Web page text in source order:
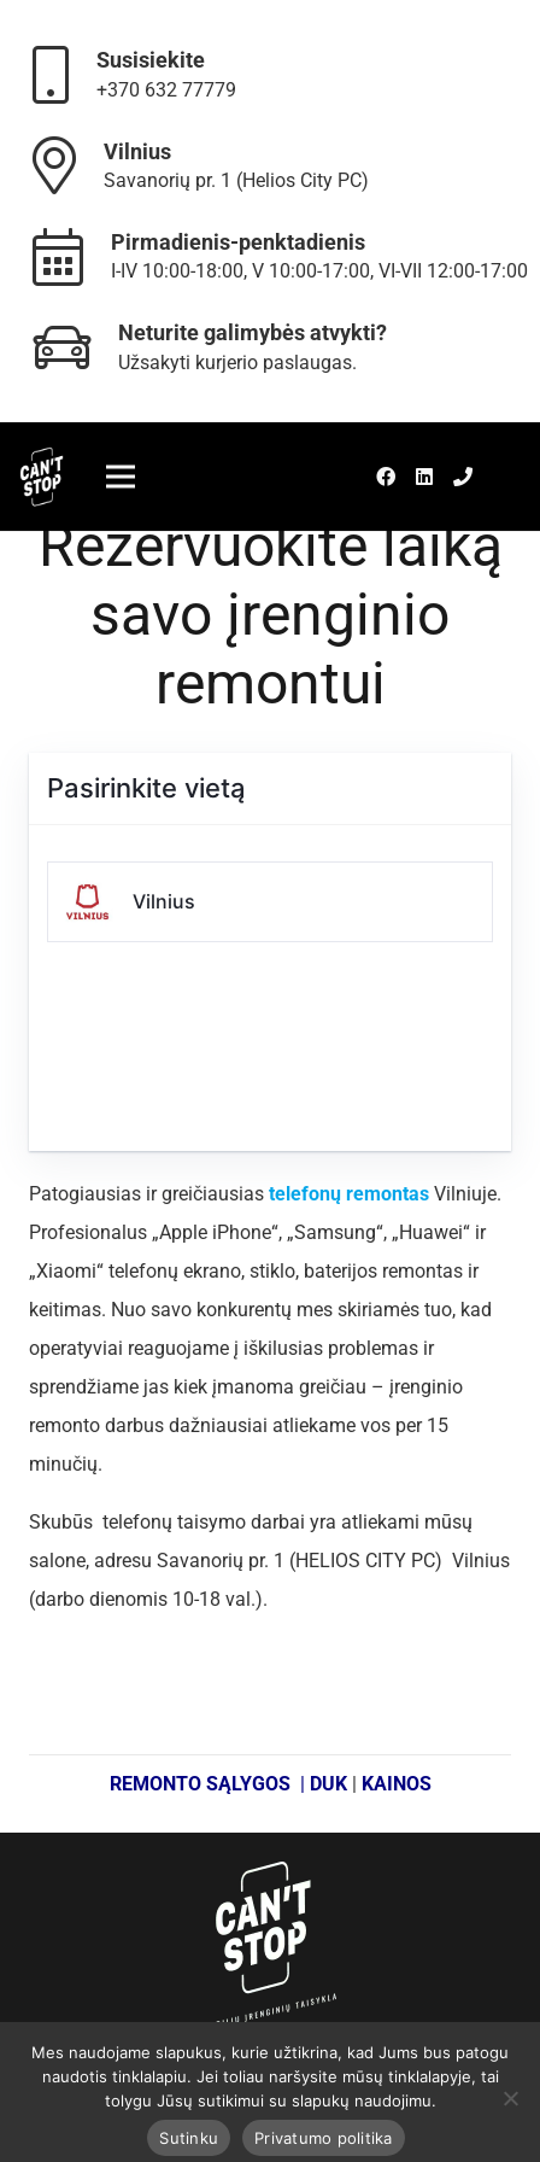
Susisiekite
+370 632 77779
Vilnius
Savanorių pr. 1 (Helios City PC)
Pirmadienis-penktadienis
I-IV 10:00-18:00, V 10:00-17:00, VI-VII 12:00-17:00
Neturite galimybės atvykti?
Užsakyti kurjerio paslaugas.
Rezervuokite laiką
savo įrenginio
remontui
Pasirinkite vietą
Vilnius
Patogiausias ir greičiausias telefonų remontas Vilniuje.
Profesionalus „Apple iPhone“, „Samsung“, „Huawei“ ir
„Xiaomi“ telefonų ekrano, stiklo, baterijos remontas ir
keitimas. Nuo savo konkurentų mes skiriamės tuo, kad
operatyviai reaguojame į iškilusias problemas ir
sprendžiame jas kiek įmanoma greičiau – įrenginio
remonto darbus dažniausiai atliekame vos per 15
minučių.
Skubūs telefonų taisymo darbai yra atliekami mūsų
salone, adresu Savanorių pr. 1 (HELIOS CITY PC) Vilnius
(darbo dienomis 10-18 val.).
REMONTO SĄLYGOS | DUK | KAINOS
Remonto sąlygos |D.U.K.|Privatumo politika
|Naujienos
©2026 Can’t Stop.lt
Mes naudojame slapukus, kurie užtikrina, kad Jums bus patogu
naudotis tinklalapiu. Jei toliau naršysite mūsų tinklalapyje, tai
tolygu Jūsų sutikimui su slapukų naudojimu.
Sutinku
Privatumo politika